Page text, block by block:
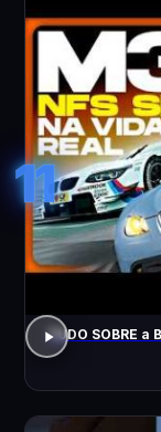
11
TUDO SOBRE a